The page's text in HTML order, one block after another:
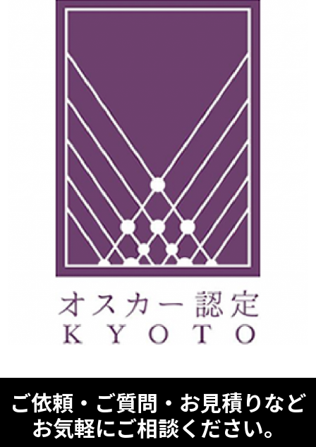
ご依頼・ご質問・お見積りなど
お気軽にご相談ください。